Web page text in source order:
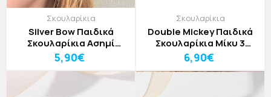
Σκουλαρίκια
Silver Bow Παιδικά
Σκουλαρίκια Ασημί
Φιογκάκια Με Στρας
5,90€
Σκουλαρίκια
Double Mickey Παιδικά
Σκουλαρίκια Μίκυ 3
Σετάκια Χρυσά Με
Μαύρο Και Στρας
6,90€